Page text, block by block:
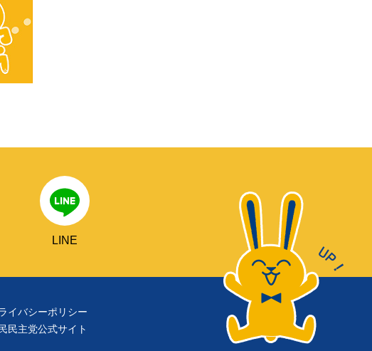
LINE
イバシーポリシー
民主党公式サイト